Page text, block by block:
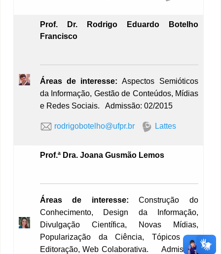
Prof. Dr. Rodrigo Eduardo Botelho
Francisco
Áreas de interesse: Aspectos Semióticos
da Informação, Gestão de Conteúdos, Mídias
e Redes Sociais. Admissão: 02/2015
rodrigobotelho@ufpr.br Lattes
Prof.ª Dra. Joana Gusmão Lemos
Áreas de interesse: Construção do
Conhecimento, Design da Informação,
Divulgação Científica, Novas Mídias,
Popularização da Ciência, Tópicos em
Editoração, Web Colaborativa. Admissão: